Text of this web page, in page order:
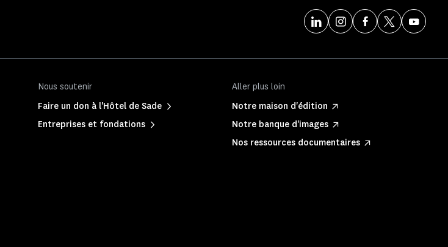
Nous soutenir
Faire un don à l'Hôtel de Sade
Entreprises et fondations
Aller plus loin
Notre maison d'édition
Notre banque d'images
Nos ressources documentaires